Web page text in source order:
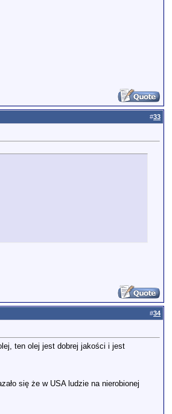
#33
#34
ten olej jest dobrej jakości i jest
się że w USA ludzie na nierobionej